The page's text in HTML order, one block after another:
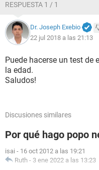
RESPUESTA 1 / 1
Dr. Joseph Exebio
22 jul 2018 a las 21:13
Puede hacerse un test de
la edad.
Saludos!
Discusiones similares
Por qué hago popo
isai - 16 oct 2012 a las 19:21
Ruth - 3 ene 2022 a las 13:23